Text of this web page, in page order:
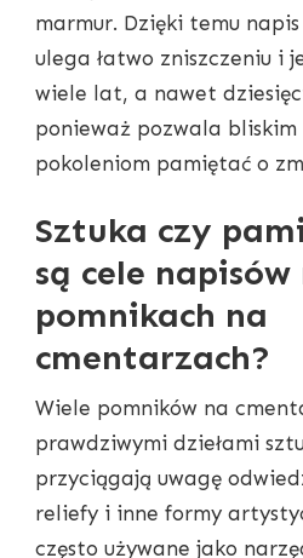
marmur. Dzięki temu
ulega łatwo zniszczeniu i
wiele lat, a nawet
ponieważ pozwala bliskim
pokoleniom pamiętać o
Sztuka czy
są cele napisów
pomnikach na
cmentarzach?
Wiele pomników na
prawdziwymi dziełami
przyciągają uwagę
reliefy i inne formy
często używane jako